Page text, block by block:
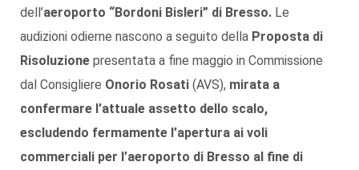
dell’aeroporto “Bordoni Bisleri” di Bresso. Le
audizioni odierne nascono a seguito della Proposta di
Risoluzione presentata a fine maggio in Commissione
dal Consigliere Onorio Rosati (AVS), mirata a
confermare l’attuale assetto dello scalo,
escludendo fermamente l’apertura ai voli
commerciali per l’aeroporto di Bresso al fine di